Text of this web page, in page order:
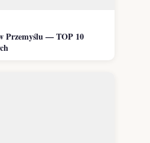
Przemyślu — TOP 10